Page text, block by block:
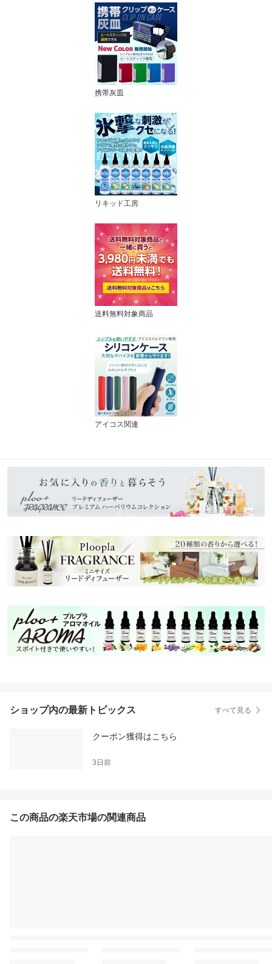
携帯灰皿
リキッド工房
送料無料対象商品
アイコス関連
ショップ内の最新トピックス すべて見る
クーポン獲得はこちら
3日前
この商品の楽天市場の関連商品